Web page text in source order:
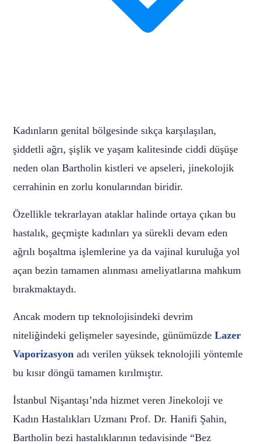
Kadınların genital bölgesinde sıkça karşılaşılan,
şiddetli ağrı, şişlik ve yaşam kalitesinde ciddi düşüşe
neden olan Bartholin kistleri ve apseleri, jinekolojik
cerrahinin en zorlu konularından biridir.
Özellikle tekrarlayan ataklar halinde ortaya çıkan bu
hastalık, geçmişte kadınları ya sürekli devam eden
ağrılı boşaltma işlemlerine ya da vajinal kuruluğa yol
açan bezin tamamen alınması ameliyatlarına mahkum
bırakmaktaydı.
Ancak modern tıp teknolojisindeki devrim
niteliğindeki gelişmeler sayesinde, günümüzdeLazer
Vaporizasyon adı verilen yüksek teknolojili yöntemle
bu kısır döngü tamamen kırılmıştır.
İstanbul Nişantaşı’nda hizmet veren Jinekoloji ve
Kadın Hastalıkları Uzmanı Prof. Dr. Hanifi Şahin,
Bartholin bezi hastalıklarının tedavisinde “Bez